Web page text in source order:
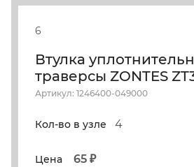
6
Втулка
траверсы ZONTES
Артикул: 1246400-049000
Кол-во в узле 4
Цена 65 ₽